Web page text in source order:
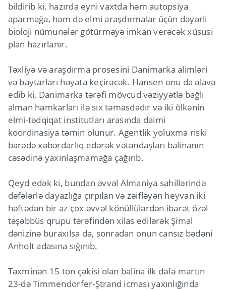
bildirib ki, hazırda eyni vaxtda həm autopsiya
aparmağa, həm də elmi araşdırmalar üçün dəyərli
bioloji nümunələr götürməyə imkan verəcək xüsusi
plan hazırlanır.
Təxliyə və araşdırma prosesini Danimarka alimləri
və baytarları həyata keçirəcək. Hansen onu da əlavə
edib ki, Danimarka tərəfi mövcud vəziyyətlə bağlı
alman həmkarları ilə sıx təmasdadır və iki ölkənin
elmi-tədqiqat institutları arasında daimi
koordinasiya təmin olunur. Agentlik yoluxma riski
barədə xəbərdarlıq edərək vətəndaşları balinanın
cəsədinə yaxınlaşmamağa çağırıb.
Qeyd edək ki, bundan əvvəl Almaniya sahillərində
dəfələrlə dayazlığa çırpılan və zəifləyən heyvan iki
həftədən bir az çox əvvəl könüllülərdən ibarət özəl
təşəbbüs qrupu tərəfindən xilas edilərək Şimal
dənizinə buraxılsa da, sonradan onun cansız bədəni
Anholt adasına sığınıb.
Təxminən 15 ton çəkisi olan balina ilk dəfə martın
23-də Timmendorfer-Ştrand icması yaxınlığında